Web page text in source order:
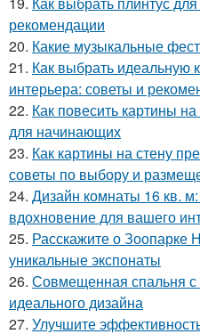
рекомендации
20. Какие музыкальные
21. Как выбрать идеальную
интерьера: советы и
22. Как повесить картины
для начинающих
23. Как картины на стену
советы по выбору и
24. Дизайн комнаты 16 кв.
вдохновение для вашего
25. Расскажите о Зоопарке
уникальные экспонаты
26. Совмещенная спальня с
идеального дизайна
27. Улучшите